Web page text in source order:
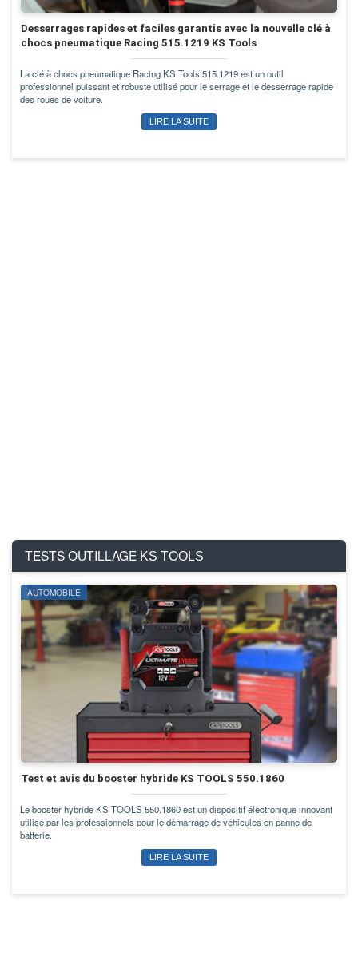
Desserrages rapides et faciles garantis avec la nouvelle clé à
chocs pneumatique Racing 515.1219 KS Tools
La clé à chocs pneumatique Racing KS Tools 515.1219 est un outil
professionnel puissant et robuste utilisé pour le serrage et le desserrage rapide
des roues de voiture.
LIRE LA SUITE
TESTS OUTILLAGE KS TOOLS
AUTOMOBILE
Test et avis du booster hybride KS TOOLS 550.1860
Le booster hybride KS TOOLS 550.1860 est un dispositif électronique innovant
utilisé par les professionnels pour le démarrage de véhicules en panne de
batterie.
LIRE LA SUITE